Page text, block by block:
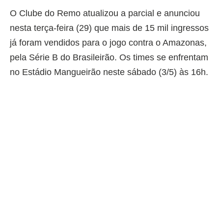
O Clube do Remo atualizou a parcial e anunciou
nesta terça-feira (29) que mais de 15 mil ingressos
já foram vendidos para o jogo contra o Amazonas,
pela Série B do Brasileirão. Os times se enfrentam
no Estádio Mangueirão neste sábado (3/5) às 16h.